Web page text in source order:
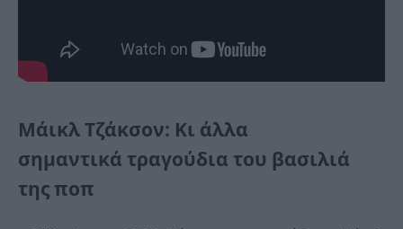
Μάικλ Τζάκσον: Κι άλλα
σημαντικά τραγούδια του βασιλιά
της ποπ